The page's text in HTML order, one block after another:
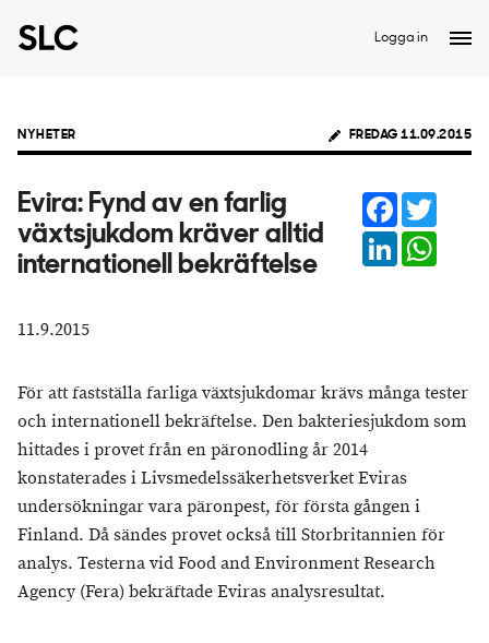
Logga in
NYHETER FREDAG 11.09.2015
Evira: Fynd av en farlig
växtsjukdom kräver alltid
internationell bekräftelse
Facebook
LinkedIn
11.9.2015
För att fastställa farliga växtsjukdomar krävs många tester
och internationell bekräftelse. Den bakteriesjukdom som
hittades i provet från en päronodling år 2014
konstaterades i Livsmedelssäkerhetsverket Eviras
undersökningar vara päronpest, för första gången i
Finland. Då sändes provet också till Storbritannien för
analys. Testerna vid Food and Environment Research
Agency (Fera) bekräftade Eviras analysresultat.